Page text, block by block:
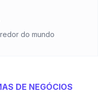
do mundo
DE NEGÓCIOS